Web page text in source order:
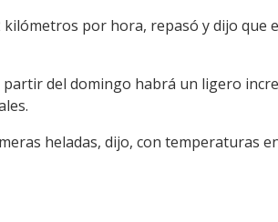
kilómetros por hora, repasó y dijo que
del domingo habrá un ligero
heladas, dijo, con temperaturas